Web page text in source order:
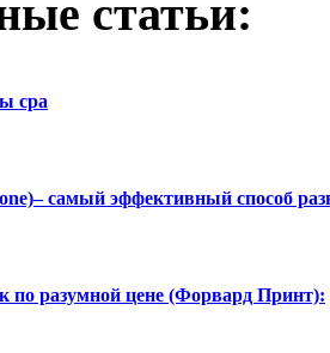
статьи:
cpa
самый эффективный способ
по разумной цене (Форвард Принт):